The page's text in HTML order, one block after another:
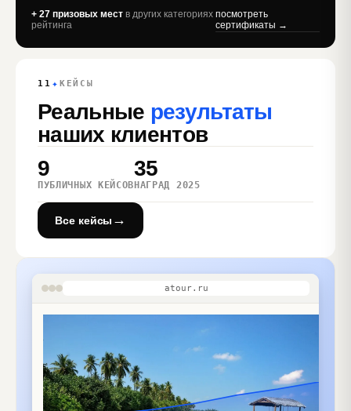
+ 27 призовых мест в других категориях
рейтинга
посмотреть
сертификаты →
11 ✦ КЕЙСЫ
Реальные результаты
наших клиентов
9
ПУБЛИЧНЫХ КЕЙСОВ
35
НАГРАД 2025
Все кейсы →
atour.ru